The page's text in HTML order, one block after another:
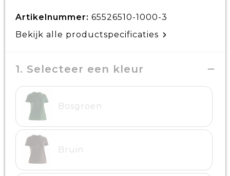
Artikelnummer: 65526510-1000-3
Bekijk alle productspecificaties
1. Selecteer een kleur
Bosgroen
Bruin